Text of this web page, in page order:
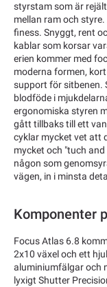
styrstam som är
mellan ram och
finess. Snyggt, rent
kablar som korsar
erien kommer med
moderna formen,
support för sitbenen.
blodföde i
ergonomiska styren
gått tillbaks till ett
cyklar mycket vet att
mycket och "tuch and
någon som
vägen, in i minsta
Komponenter
Focus Atlas 6.8
2x10 växel och ett
aluminiumfälgar och
lyxigt Shutter